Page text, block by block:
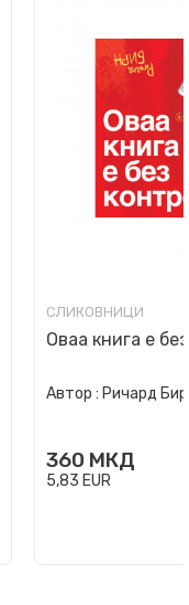
СЛИКОВНИЦИ
Оваа книга е
Автор : Ричард
360 МКД
5,83 EUR